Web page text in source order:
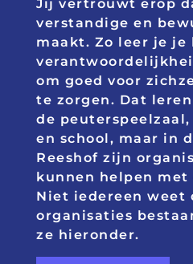
Jij vertrouwt erop
verstandige en
maakt. Zo leer je je
om goed voor
te zorgen. Dat
de
en school, maar in
Reeshof zijn
kunnen helpen
Niet iedereen weet
organisaties
ze hieronder.